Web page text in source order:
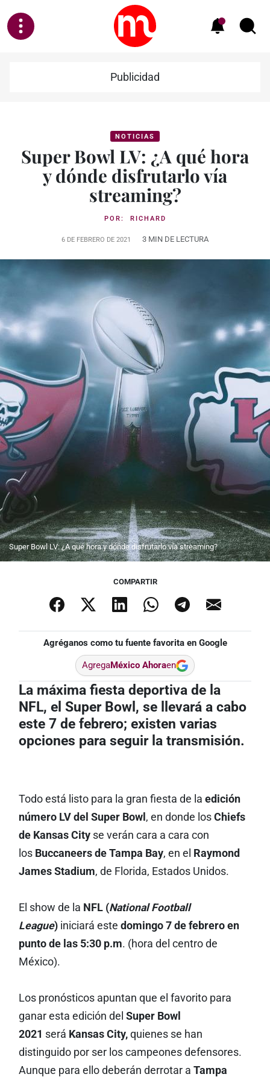
Publicidad
NOTICIAS
Super Bowl LV: ¿A qué hora
y dónde disfrutarlo vía
streaming?
POR: RICHARD
6 DE FEBRERO DE 2021 3 MIN DE LECTURA
Super Bowl LV: ¿A qué hora y dónde disfrutarlo vía streaming?
COMPARTIR
Agréganos como tu fuente favorita en Google
AgregaMéxico Ahoraen
La máxima fiesta deportiva de la
NFL, el Super Bowl, se llevará a cabo
este 7 de febrero; existen varias
opciones para seguir la transmisión.
Todo está listo para la gran fiesta de la edición
número LV del Super Bowl , en donde los Chiefs
de Kansas Cityse verán cara a cara con
los Buccaneers de Tampa Bay, en el Raymond
James Stadium, de Florida, Estados Unidos.
El show de la NFL (National Football
League) iniciará este domingo 7 de febrero en
punto de las 5:30 p.m. (hora del centro de
México).
Los pronósticos apuntan que el favorito para
ganar esta edición del Super Bowl
2021 será Kansas City,quienes se han
distinguido por ser los campeones defensores.
Aunque para ello deberán derrotar a Tampa